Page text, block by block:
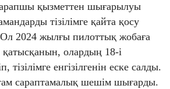
қызметтен шығарылуы
тізілімге қайта қосу
2024 жылғы пилоттық жобаға
қатысқанын, олардың 18-і
тізілімге енгізілгенін еске салды.
сараптамалық шешім шығарды.